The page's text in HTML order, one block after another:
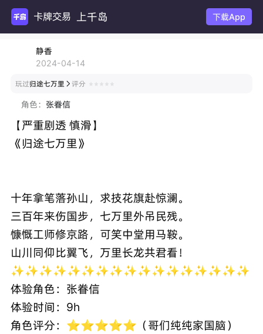
卡牌交易 上千岛 下载App
静香
2024-04-14
玩过归途七万里  评分
角色： 张眷信
【严重剧透 慎滑】
《归途七万里》
十年拿笔落孙山，求技花旗赴惊澜。
三百年来伤国步，七万里外吊民残。
慷慨工师修京路，可笑中堂用马鞍。
山川同仰比翼飞，万里长龙共君看！
✨✨✨✨✨✨✨✨✨✨✨✨✨✨✨✨✨
体验角色：张眷信
体验时间：9h
角色评分：⭐️⭐️⭐️⭐️⭐️（哥们纯纯家国脑）